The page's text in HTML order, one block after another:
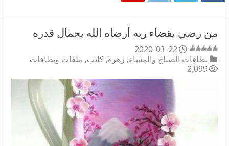
من رضي بقضاء ربه أرضاه الله بجمال قدره
2020-03-22
بطاقات الصباح والمساء, زهرة, كاتب, ملفات وبطاقات
2,099